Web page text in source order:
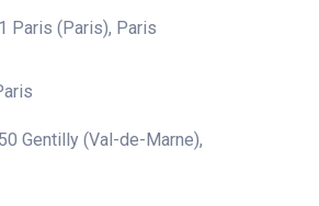
Paris (Paris), Paris
Gentilly (Val-de-Marne),